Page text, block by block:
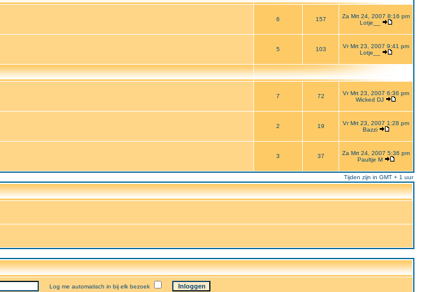
6 157
Za Mrt 24, 2007 8:16 pm
Lotje__
5 103
Vr Mrt 23, 2007 9:41 pm
Lotje__
7 72
Vr Mrt 23, 2007 6:36 pm
Wicked DJ
2 19
Vr Mrt 23, 2007 1:28 pm
Bazzi
3 37
Za Mrt 24, 2007 5:36 pm
Paultje M
Tijden zijn in GMT + 1 uur
Log me automatisch in bij elk bezoek